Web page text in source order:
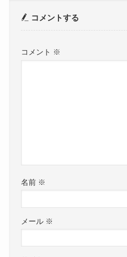
コメントする
コメント ※
名前 ※
メール ※